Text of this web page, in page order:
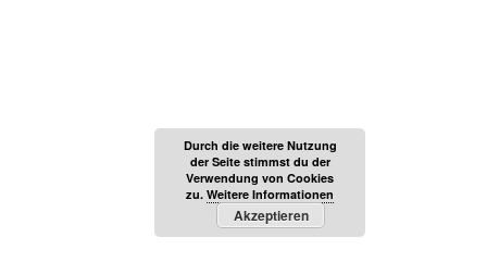
Durch die weitere Nutzung
der Seite stimmst du der
Verwendung von Cookies
zu. Weitere Informationen
Akzeptieren